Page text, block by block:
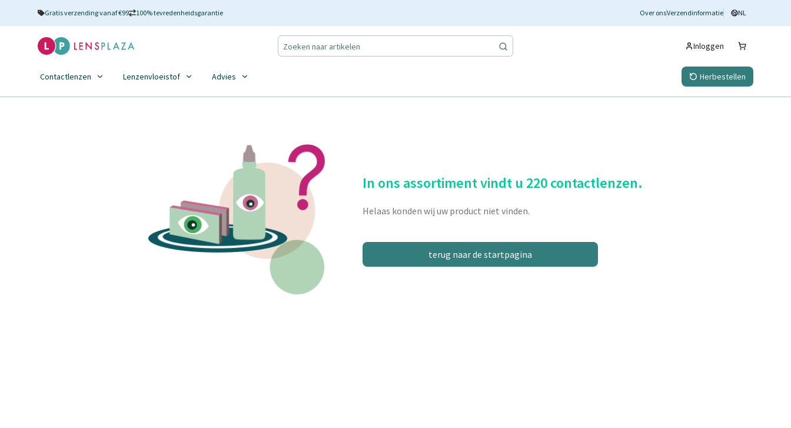
Gratis verzending vanaf €99 100% tevredenheidsgarantie Over onsVerzendinformatie NL
Inloggen
Contactlenzen Lenzenvloeistof Advies Herbestellen
In ons assortiment vindt u 220 contactlenzen.
Helaas konden wij uw product niet vinden.
terug naar de startpagina